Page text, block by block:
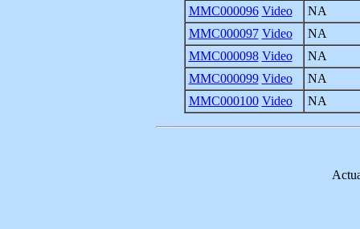
MMC000096 Video
NA
MMC000097 Video
NA
MMC000098 Video
NA
MMC000099 Video
NA
MMC000100 Video NA